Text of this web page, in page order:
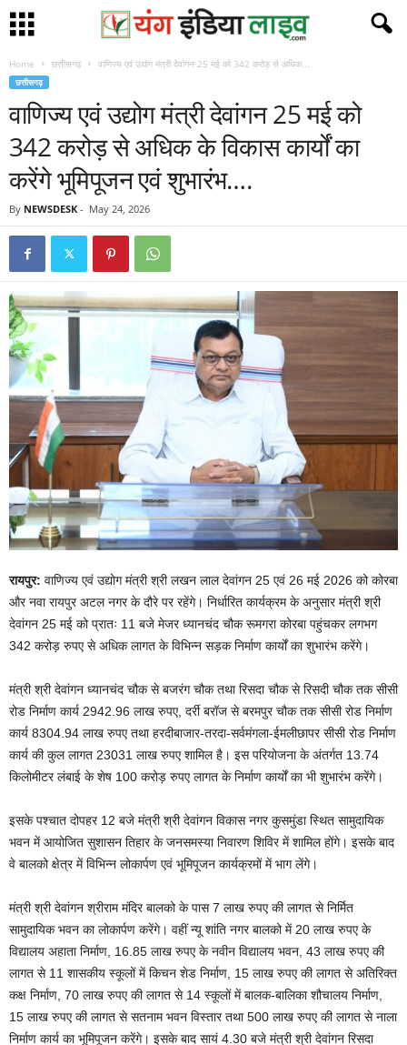
Home छत्तीसगढ़ वाणिज्य एवं उद्योग मंत्री देवांगन 25 मई को 342 करोड़ से अधिक...
छत्तीसगढ़
वाणिज्य एवं उद्योग मंत्री देवांगन 25 मई को
342 करोड़ से अधिक के विकास कार्यों का
करेंगे भूमिपूजन एवं शुभारंभ….
By NEWSDESK - May 24, 2026
रायपुर: वाणिज्य एवं उद्योग मंत्री श्री लखन लाल देवांगन 25 एवं 26 मई 2026 को कोरबा
और नवा रायपुर अटल नगर के दौरे पर रहेंगे। निर्धारित कार्यक्रम के अनुसार मंत्री श्री
देवांगन 25 मई को प्रातः 11 बजे मेजर ध्यानचंद चौक रूमगरा कोरबा पहुंचकर लगभग
342 करोड़ रुपए से अधिक लागत के विभिन्न सड़क निर्माण कार्यों का शुभारंभ करेंगे।
मंत्री श्री देवांगन ध्यानचंद चौक से बजरंग चौक तथा रिसदा चौक से रिसदी चौक तक सीसी
रोड निर्माण कार्य 2942.96 लाख रुपए, दर्री बरॉज से बरमपुर चौक तक सीसी रोड निर्माण
कार्य 8304.94 लाख रुपए तथा हरदीबाजार-तरदा-सर्वमंगला-ईमलीछापर सीसी रोड निर्माण
कार्य की कुल लागत 23031 लाख रुपए शामिल है। इस परियोजना के अंतर्गत 13.74
किलोमीटर लंबाई के शेष 100 करोड़ रुपए लागत के निर्माण कार्यों का भी शुभारंभ करेंगे।
इसके पश्चात दोपहर 12 बजे मंत्री श्री देवांगन विकास नगर कुसमुंडा स्थित सामुदायिक
भवन में आयोजित सुशासन तिहार के जनसमस्या निवारण शिविर में शामिल होंगे। इसके बाद
वे बालको क्षेत्र में विभिन्न लोकार्पण एवं भूमिपूजन कार्यक्रमों में भाग लेंगे।
मंत्री श्री देवांगन श्रीराम मंदिर बालको के पास 7 लाख रुपए की लागत से निर्मित
सामुदायिक भवन का लोकार्पण करेंगे। वहीं न्यू शांति नगर बालको में 20 लाख रुपए के
विद्यालय अहाता निर्माण, 16.85 लाख रुपए के नवीन विद्यालय भवन, 43 लाख रुपए की
लागत से 11 शासकीय स्कूलों में किचन शेड निर्माण, 15 लाख रुपए की लागत से अतिरिक्त
कक्ष निर्माण, 70 लाख रुपए की लागत से 14 स्कूलों में बालक-बालिका शौचालय निर्माण,
15 लाख रुपए की लागत से सतनाम भवन विस्तार तथा 500 लाख रुपए की लागत से नाला
निर्माण कार्य का भूमिपूजन करेंगे। इसके बाद सायं 4.30 बजे मंत्री श्री देवांगन रिसदा